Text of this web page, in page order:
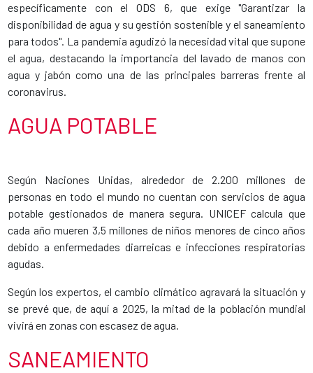
específicamente con el ODS 6, que exige "Garantizar la
disponibilidad de agua y su gestión sostenible y el saneamiento
para todos". La pandemia agudizó la necesidad vital que supone
el agua, destacando la importancia del lavado de manos con
agua y jabón como una de las principales barreras frente al
coronavirus.
AGUA POTABLE
Según Naciones Unidas, alrededor de 2.200 millones de
personas en todo el mundo no cuentan con servicios de agua
potable gestionados de manera segura. UNICEF calcula que
cada año mueren 3,5 millones de niños menores de cinco años
debido a enfermedades diarreicas e infecciones respiratorias
agudas.
Según los expertos, el cambio climático agravará la situación y
se prevé que, de aquí a 2025, la mitad de la población mundial
vivirá en zonas con escasez de agua.
SANEAMIENTO